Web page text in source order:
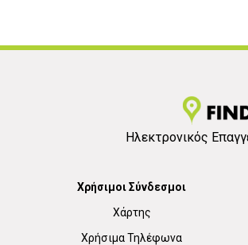
Ηλεκτρονικός
Χρήσιμοι Σύνδεσμοι
Χάρτης
Χρήσιμα Τηλέφωνα